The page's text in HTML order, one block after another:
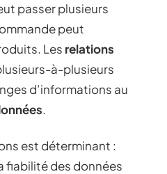
passer plusieurs
peut
Les relations
à-plusieurs
d’informations au
.
est déterminant :
fiabilité des données